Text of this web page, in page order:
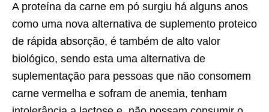
A proteína da carne em pó surgiu há alguns anos
como uma nova alternativa de suplemento proteico
de rápida absorção, é também de alto valor
biológico, sendo esta uma alternativa de
suplementação para pessoas que não consomem
carne vermelha e sofram de anemia, tenham